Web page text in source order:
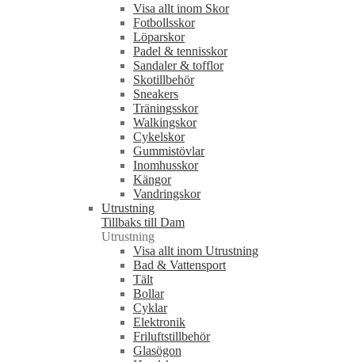
Visa allt inom Skor
Fotbollsskor
Löparskor
Padel & tennisskor
Sandaler & tofflor
Skotillbehör
Sneakers
Träningsskor
Walkingskor
Cykelskor
Gummistövlar
Inomhusskor
Kängor
Vandringskor
Utrustning
Tillbaks till Dam
Utrustning
Visa allt inom Utrustning
Bad & Vattensport
Tält
Bollar
Cyklar
Elektronik
Friluftstillbehör
Glasögon